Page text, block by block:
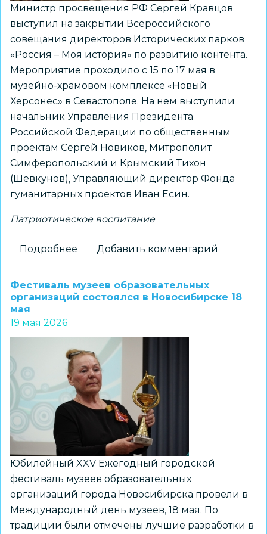
Министр просвещения РФ Сергей Кравцов
выступил на закрытии Всероссийского
совещания директоров Исторических парков
«Россия – Моя история» по развитию контента.
Мероприятие проходило с 15 по 17 мая в
музейно-храмовом комплексе «Новый
Херсонес» в Севастополе. На нем выступили
начальник Управления Президента
Российской Федерации по общественным
проектам Сергей Новиков, Митрополит
Симферопольский и Крымский Тихон
(Шевкунов), Управляющий директор Фонда
гуманитарных проектов Иван Есин.
Патриотическое воспитание
Подробнее
Кравцов:
«Ключевая
«Россия
–
моя
история»
–
формировать
мировоззрение
подрастающего
поколения»
Добавить комментарий
Фестиваль музеев образовательных
организаций состоялся в Новосибирске 18
мая
19 мая 2026
Юбилейный XXV Ежегодный городской
фестиваль музеев образовательных
организаций города Новосибирска провели в
Международный день музеев, 18 мая. По
традиции были отмечены лучшие разработки в